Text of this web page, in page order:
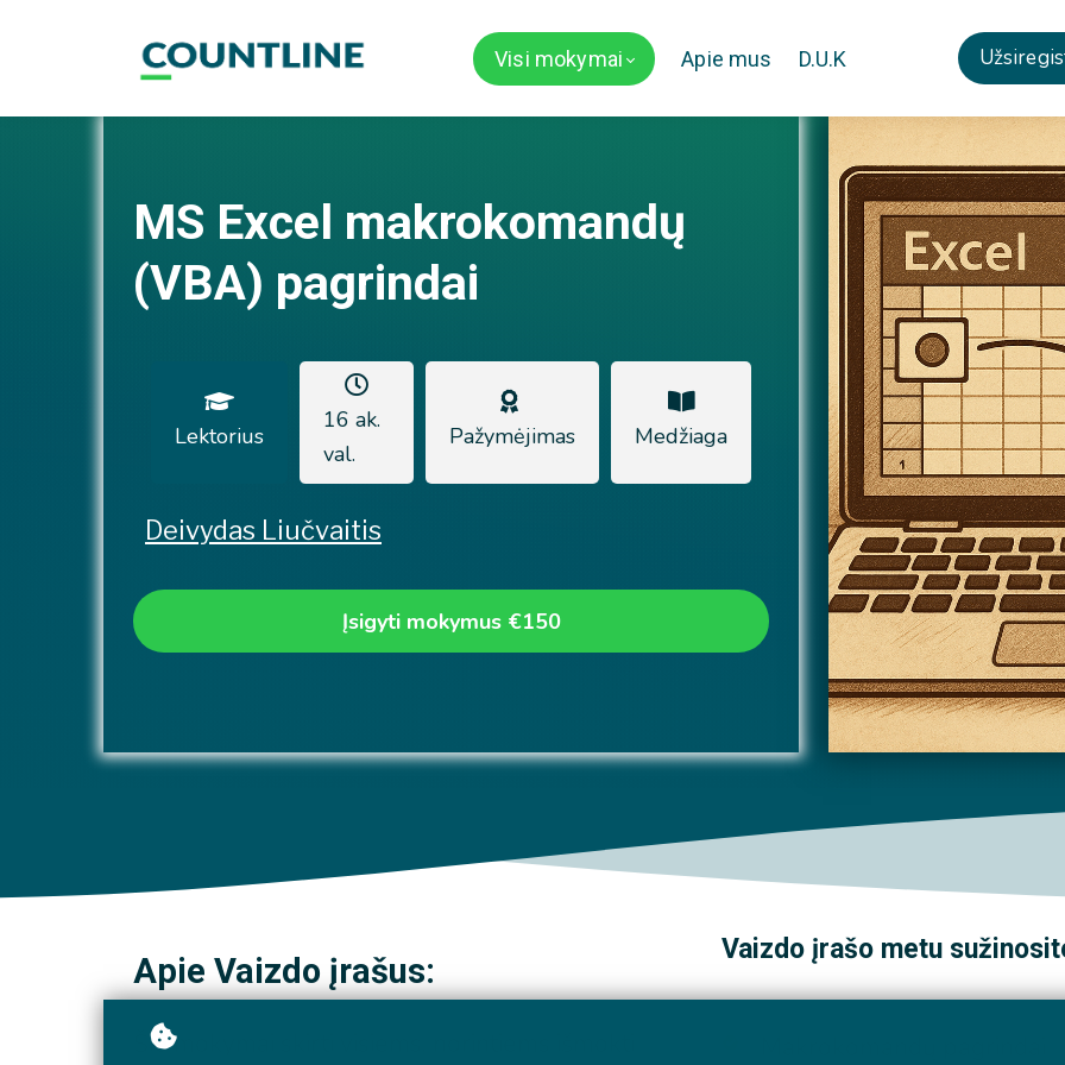
Visi mokymai Apie mus D.U.K
MS Excel makrokomandų
(VBA) pagrindai
Lektorius
16 ak.
val.
Pažymėjimas Medžiaga
Deivydas Liučvaitis
Įsigyti mokymus €150
Apie Vaizdo įrašus:
Šie mokymai skirti visiems, norintiems išmokti
Vaizdo įrašo metu